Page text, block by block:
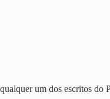
um dos escritos do